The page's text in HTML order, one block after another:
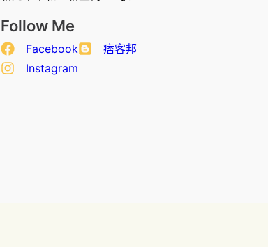
Follow Me
Facebook
痞客邦
Instagram